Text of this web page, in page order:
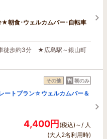
★朝食･ウェルカムバー･自転車
徒歩約3分 ★広島駅～銀山町
その他 朝のみ
ートプラン☆ウェルカムバー＆
4,400円(税込)～/ 人
(大人2名利用時)